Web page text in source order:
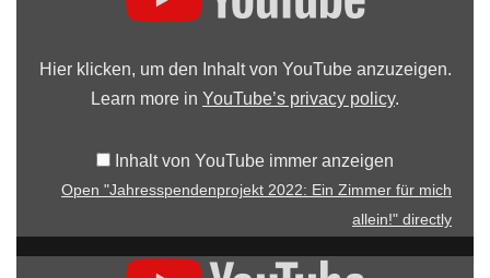
Hier klicken, um den Inhalt von YouTube anzuzeigen.
Learn more in YouTube’s privacy policy.
Inhalt von YouTube immer anzeigen
Open "Jahresspendenprojekt 2022: Ein Zimmer für mich
allein!" directly